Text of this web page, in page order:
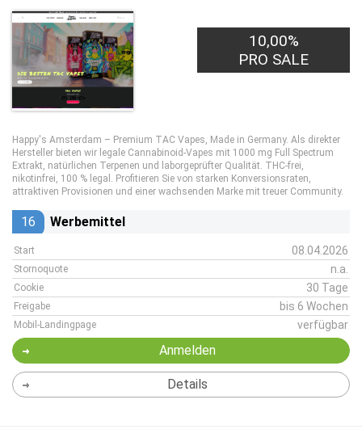
5,00€
PRO LEAD
10,00%
PRO SALE
Happy's Amsterdam – Premium TAC Vapes, Made in Germany. Als direkter
Hersteller bieten wir legale Cannabinoid-Vapes mit 1000 mg Full Spectrum
Extrakt, natürlichen Terpenen und laborgeprüfter Qualität. THC-frei,
nikotinfrei, 100 % legal. Profitieren Sie von starken Konversionsraten,
attraktiven Provisionen und einer wachsenden Marke mit treuer Community.
16 Werbemittel
Start 08.04.2026
Stornoquote n.a.
Cookie 30 Tage
Freigabe bis 6 Wochen
Mobil-Landingpage verfügbar
Anmelden
Details